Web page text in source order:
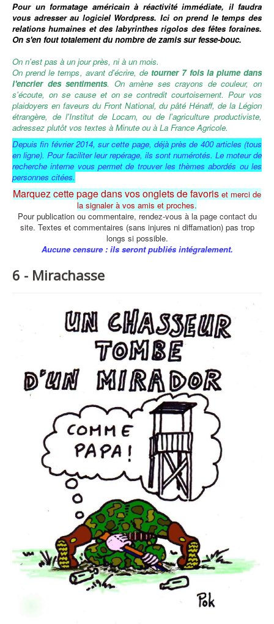
Pour un formatage américain à réactivité immédiate, il faudra
vous adresser au logiciel Wordpress. Ici on prend le temps des
relations humaines et des labyrinthes rigolos des fêtes foraines.
On s'en fout totalement du nombre de zamis sur fesse-bouc.
On n'est pas à un jour près, ni à un mois.
On prend le temps, avant d'écrire, de tourner 7 fois la plume dans
l'encrier des sentiments. On amène ses crayons de couleur, on
s'écoute, on se cause et on se contredit courtoisement. Pour vos
plaidoyers en faveurs du Front National, du pâté Hénaff, de la Légion
étrangère, de l'Institut de Locarn, ou de l'agriculture productiviste,
adressez plutôt vos textes à Minute ou à La France Agricole.
Depuis fin février 2014, sur cette page, déjà près de 400 articles (tous
en ligne). Pour faciliter leur repérage, ils sont numérotés. Le moteur de
recherche interne vous permet de trouver les thèmes abordés ou les
personnes citées.
Marquez cette page dans vos onglets de favoris et merci de
la signaler à vos amis et proches.
Pour publication ou commentaire, rendez-vous à la page contact du
site. Textes et commentaires (sans injures ni diffamation) pas trop
longs si possible.
Aucune censure : ils seront publiés intégralement.
6 - Mirachasse